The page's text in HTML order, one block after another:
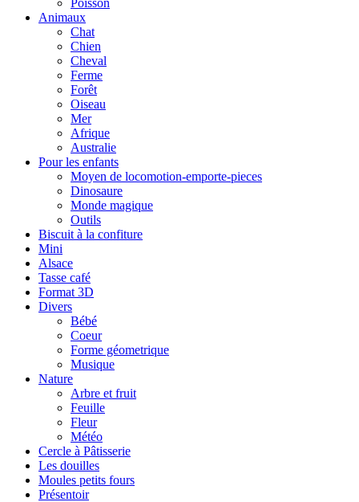
Poisson
Animaux
Chat
Chien
Cheval
Ferme
Forêt
Oiseau
Mer
Afrique
Australie
Pour les enfants
Moyen de locomotion-emporte-pieces
Dinosaure
Monde magique
Outils
Biscuit à la confiture
Mini
Alsace
Tasse café
Format 3D
Divers
Bébé
Coeur
Forme géometrique
Musique
Nature
Arbre et fruit
Feuille
Fleur
Météo
Cercle à Pâtisserie
Les douilles
Moules petits fours
Présentoir